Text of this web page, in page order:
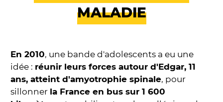
MALADIE
En 2010, une bande d'adolescents a eu une
idée : réunir leurs forces autour d'Edgar, 11
ans, atteint d'amyotrophie spinale, pour
sillonner la France en bus sur 1 600